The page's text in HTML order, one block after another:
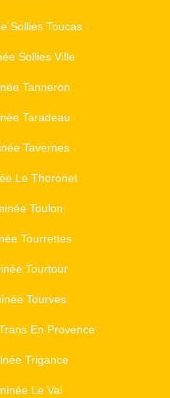
Sollies Toucas
Sollies Ville
Tanneron
Taradeau
Tavernes
Le Thoronet
Toulon
Tourrettes
Tourtour
Tourves
En Provence
Trigance
Le Val